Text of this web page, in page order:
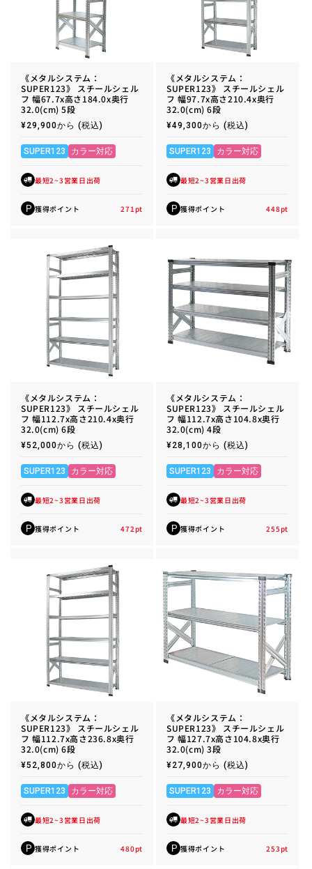
《メタルシステム：
SUPER123》 スチールシェル
フ 幅67.7x高さ184.0x奥行
32.0(cm) 5段
通
価
格
¥29,900から (税込)
SUPER123 カラー対応
最短2~3営業日出荷
P 獲得ポイント 271 pt
《メタルシステム：
SUPER123》 スチールシェル
フ 幅97.7x高さ210.4x奥行
32.0(cm) 6段
通
価
格
¥49,300から (税込)
SUPER123 カラー対応
最短2~3営業日出荷
P 獲得ポイント 448pt
《メタルシステム：
SUPER123》 スチールシェル
フ 幅112.7x高さ210.4x奥行
32.0(cm) 6段
通
価
格
¥52,000から (税込)
SUPER123 カラー対応
最短2~3営業日出荷
P 獲得ポイント 472pt
《メタルシステム：
SUPER123》 スチールシェル
フ 幅112.7x高さ104.8x奥行
32.0(cm) 4段
通
価
格
¥28,100から (税込)
SUPER123 カラー対応
最短2~3営業日出荷
P 獲得ポイント 255pt
《メタルシステム：
SUPER123》 スチールシェル
フ 幅112.7x高さ236.8x奥行
32.0(cm) 6段
通
価
格
¥52,800から (税込)
SUPER123 カラー対応
最短2~3営業日出荷
P 獲得ポイント 480pt
《メタルシステム：
SUPER123》 スチールシェル
フ 幅127.7x高さ104.8x奥行
32.0(cm) 3段
通
価
格
¥27,900から (税込)
SUPER123 カラー対応
最短2~3営業日出荷
P 獲得ポイント 253pt